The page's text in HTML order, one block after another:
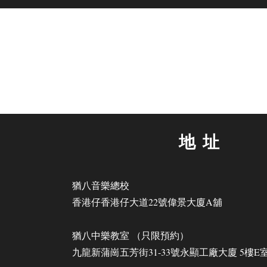
地址
猶八音樂總校
香港仔香港仔大道22號偉景大廈A舖
猶八中樂教室 （只限預約）
九龍新蒲崗五芳街31-33號永顯工廠大廈 5樓E